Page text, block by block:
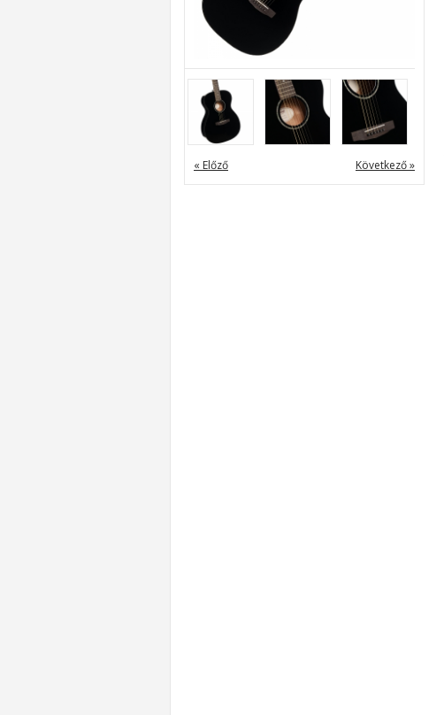
« Előző Következő »